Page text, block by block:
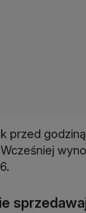
przed